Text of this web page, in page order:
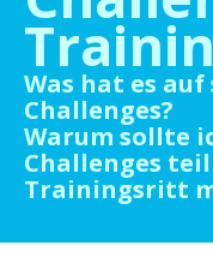
Was hat es
Challenges?
Warum sollte
Challenges
Trainingsritt